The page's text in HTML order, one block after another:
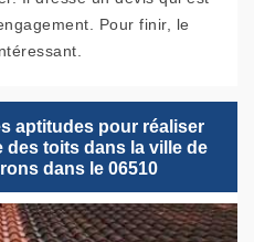
Pour finir, le
aptitudes pour réaliser
des toits dans la ville de
dans le 06510